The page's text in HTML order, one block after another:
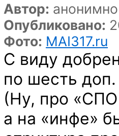
Автор: анонимно
Опубликовано:
Фото: MAI317.ru
С виду
по шесть доп.
(Ну, про
а на «инфе»